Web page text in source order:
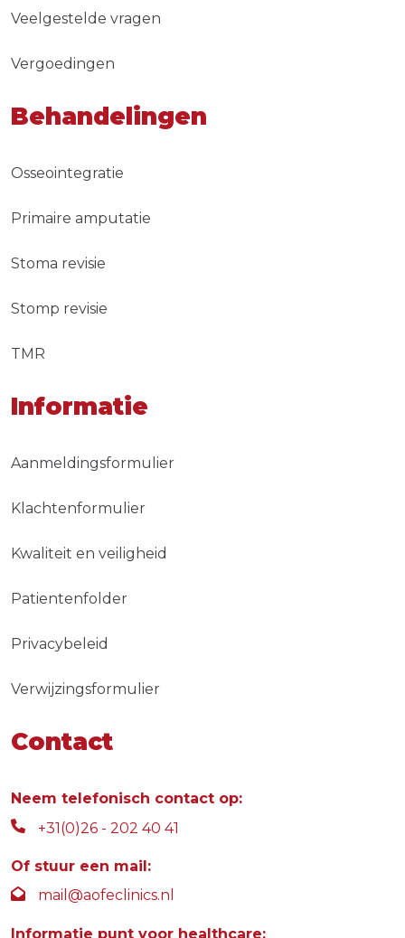
Veelgestelde vragen
Vergoedingen
Behandelingen
Osseointegratie
Primaire amputatie
Stoma revisie
Stomp revisie
TMR
Informatie
Aanmeldingsformulier
Klachtenformulier
Kwaliteit en veiligheid
Patientenfolder
Privacybeleid
Verwijzingsformulier
Contact
Neem telefonisch contact op:
+31(0)26 - 202 40 41
Of stuur een mail:
mail@aofeclinics.nl
Informatie punt voor healthcare: